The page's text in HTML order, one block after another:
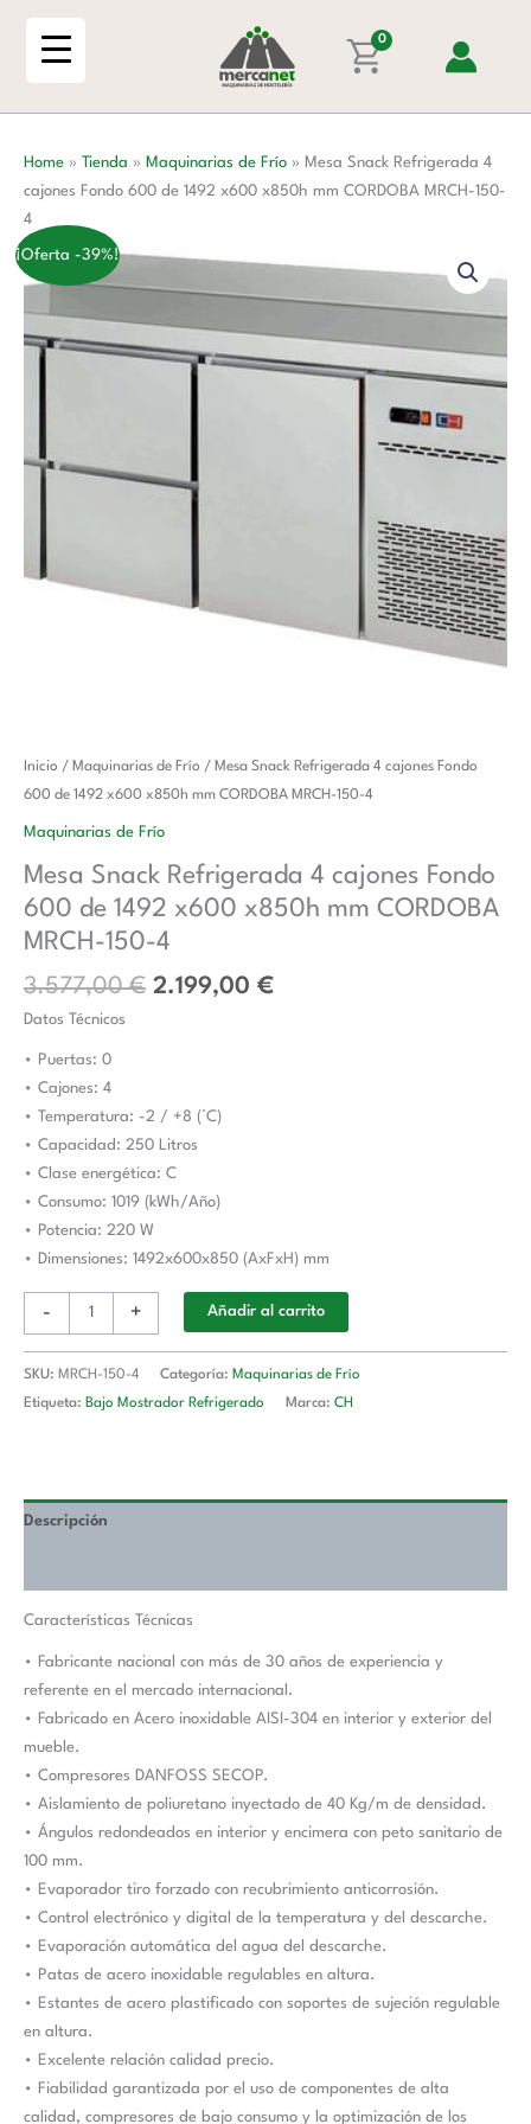
0
Home » Tienda » Maquinarias de Frío » Mesa Snack Refrigerada 4
cajones Fondo 600 de 1492 x600 x850h mm CORDOBA MRCH-150-
4
¡Oferta -39%!
Inicio / Maquinarias de Frío / Mesa Snack Refrigerada 4 cajones Fondo
600 de 1492 x600 x850h mm CORDOBA MRCH-150-4
Maquinarias de Frío
Mesa Snack Refrigerada 4 cajones Fondo
600 de 1492 x600 x850h mm CORDOBA
MRCH-150-4
3.577,00€
El
precio
original
3.577,00 €.
2.199,00 €
El
precio
2.199,00 €.
Datos Técnicos
• Puertas: 0
• Cajones: 4
• Temperatura: -2 / +8 (°C)
• Capacidad: 250 Litros
• Clase energética: C
• Consumo: 1019 (kWh/Año)
• Potencia: 220 W
• Dimensiones: 1492x600x850 (AxFxH) mm
-
Mesa
Snack
Refrigerada
cajones
Fondo
600
1492
x600
x850h
mm
CORDOBA
MRCH-
150-
cantidad
+ Añadir al carrito
SKU: MRCH-150-4 Categoría: Maquinarias de Frío
Etiqueta: Bajo Mostrador Refrigerado Marca: CH
Descripción
Características Técnicas
• Fabricante nacional con más de 30 años de experiencia y
referente en el mercado internacional.
• Fabricado en Acero inoxidable AISI-304 en interior y exterior del
mueble.
• Compresores DANFOSS SECOP.
• Aislamiento de poliuretano inyectado de 40 Kg/m de densidad.
• Ángulos redondeados en interior y encimera con peto sanitario de
100 mm.
• Evaporador tiro forzado con recubrimiento anticorrosión.
• Control electrónico y digital de la temperatura y del descarche.
• Evaporación automática del agua del descarche.
• Patas de acero inoxidable regulables en altura.
• Estantes de acero plastificado con soportes de sujeción regulable
en altura.
• Excelente relación calidad precio.
• Fiabilidad garantizada por el uso de componentes de alta
calidad, compresores de bajo consumo y la optimización de los
cajones
Fondo
600
1492
x600
x850h
mm
CORDOBA
MRCH-
150-